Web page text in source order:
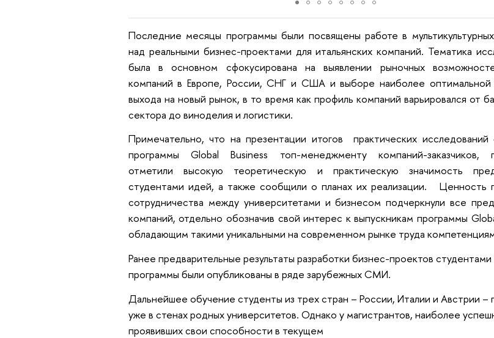
Последние месяцы программы были посвящены работе в
над реальными бизнес-проектами для итальянских компаний. Тематика
была в основном сфокусирована на выявлении рыночных
компаний в Европе, России, СНГ и США и выборе наиболее оптимальной
выхода на новый рынок, в то время как профиль компаний варьировался от
сектора до виноделия и логистики.
Примечательно, что на презентации итогов практических исследований
программы Global Business топ-менеджменту компаний-заказчиков,
отметили высокую теоретическую и практическую значимость
студентами идей, а также сообщили о планах их реализации. Ценность
сотрудничества между университетами и бизнесом подчеркнули все
компаний, отдельно обозначив свой интерес к выпускникам программы
обладающим такими уникальными на современном рынке труда
Ранее предварительные результаты разработки бизнес-проектов студентами
программы были опубликованы в ряде зарубежных СМИ.
Дальнейшее обучение студенты из трех стран – России, Италии и Австрии –
уже в стенах родных университетов. Однако у магистрантов, наиболее
проявивших свои способности в текущем